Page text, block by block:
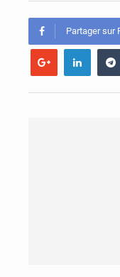
Partager sur